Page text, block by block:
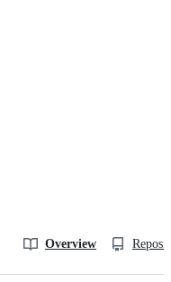
Overview